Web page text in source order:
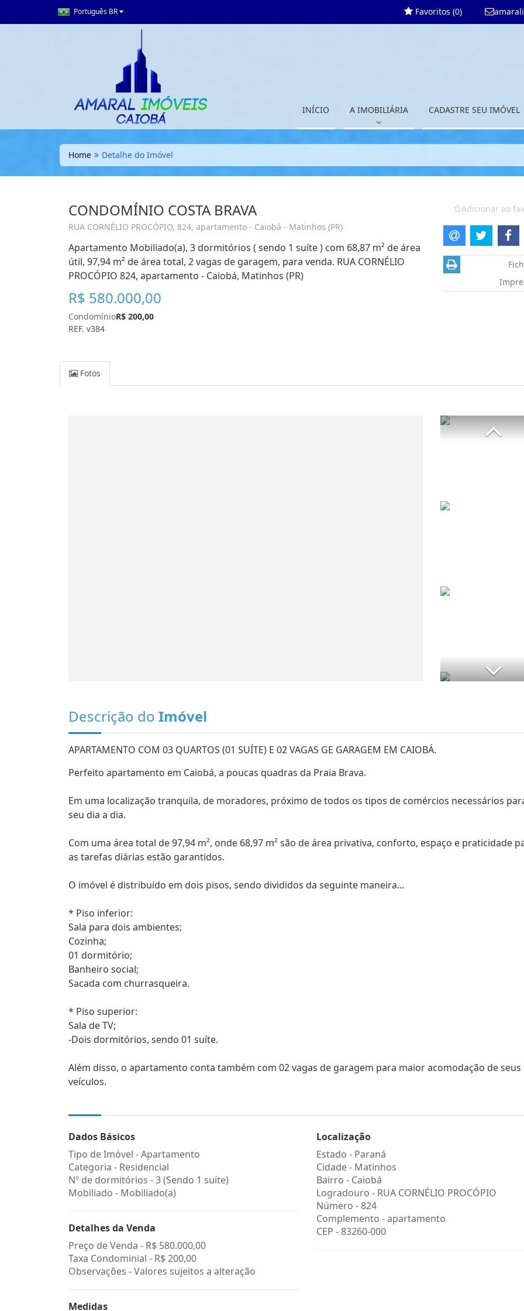
Português BR Favoritos (0)
INÍCIO A IMOBILIÁRIA CADASTRE SEU IMÓVEL
Home Detalhe do Imóvel
CONDOMÍNIO COSTA BRAVA
RUA CORNÉLIO PROCÓPIO, 824, apartamento - Caiobá - Matinhos (PR)
Apartamento Mobiliado(a), 3 dormitórios ( sendo 1 suíte ) com 68,87 m² de área
útil, 97,94 m² de área total, 2 vagas de garagem, para venda. RUA CORNÉLIO
PROCÓPIO 824, apartamento - Caiobá, Matinhos (PR)
R$ 580.000,00
CondomínioR$ 200,00
REF. v384
Adicionar ao
Fotos
Descrição do Imóvel
APARTAMENTO COM 03 QUARTOS (01 SUÍTE) E 02 VAGAS GE GARAGEM EM CAIOBÁ.
Perfeito apartamento em Caiobá, a poucas quadras da Praia Brava.
Em uma localização tranquila, de moradores, próximo de todos os tipos de comércios necessários
seu dia a dia.
Com uma área total de 97,94 m², onde 68,97 m² são de área privativa, conforto, espaço e praticidade
as tarefas diárias estão garantidos.
O imóvel é distribuído em dois pisos, sendo divididos da seguinte maneira...
* Piso inferior:
Sala para dois ambientes;
Cozinha;
01 dormitório;
Banheiro social;
Sacada com churrasqueira.
* Piso superior:
Sala de TV;
-Dois dormitórios, sendo 01 suíte.
Além disso, o apartamento conta também com 02 vagas de garagem para maior acomodação de seus
veículos.
Dados Básicos
Tipo de Imóvel - Apartamento
Categoria - Residencial
Nº de dormitórios - 3 (Sendo 1 suíte)
Mobiliado - Mobiliado(a)
Detalhes da Venda
Preço de Venda - R$ 580.000,00
Taxa Condominial - R$ 200,00
Observações - Valores sujeitos a alteração
Medidas
Localização
Estado - Paraná
Cidade - Matinhos
Bairro - Caiobá
Logradouro - RUA CORNÉLIO PROCÓPIO
Número -824
Complemento -apartamento
CEP -83260-000